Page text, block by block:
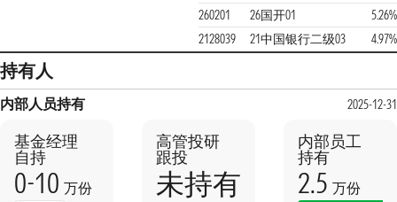
260201
26国开01
5.26%
2128039
21中国银行二级03 4.97%
持有人
内部人员持有 2025-12-31
基金经理
自持
0-10 万份
高管投研
跟投
未持有
内部员工
持有
2.5 万份